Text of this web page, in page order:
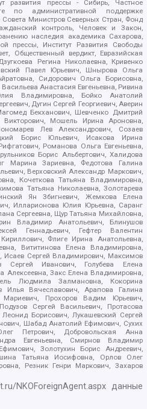
развития прессы - Сибирь, Частное
по административной поддержке
Министров Северных Стран, Фонд
контроль, Человек и Закон,
наследия академика Сахарова,
прессы, Институт Развития Свободы
Общественный вердикт, Евразийская
Регина Николаевна, Кривенко
Павел Юрьевич, Шнырова Ольга
Сидорович Ольга Борисовна,
Анастасия Евгеньевна, Ривина
Владимировна, Бойко Анатолий
Дугин Сергей Георгиевич, Аверин
Бекханович, Шевченко Дмитрий
Мошель Ирина Ароновна,
Лев Александрович, Созаев
Борис Юльевич, Исакова Ирина
Романова Ольга Евгеньевна,
Борис Альбертович, Халидова
Марина Зариевна, Федотова Галина
Верховский Александр Маркович,
Кочеткова Татьяна Владимировна,
Татьяна Николаевна, Золотарева
Ян Збигневич, Жемкова Елена
Илларионова Юлия Юрьевна, Саранг
Сергеевна, Щур Татьяна Михайловна,
Владимир Анатольевич, Блинушов
Геннадьевич, Гефтер Валентин
Флиге Ирина Анатольевна,
Вититинова Елена Владимировна,
Исаев Сергей Владимирович, Максимов
Сергей Иванович, Голубева Елена
Алексеевна, Закс Елена Владимировна,
Людмила Залмановна, Кокорина
Илья Вячеславович, Арапова Галина
Прохоров Вадим Юрьевич,
Сергей Васильевич, Протасова
Борисович, Лукашевский Сергей
Шабад Анатолий Ефимович, Сухих
Петрович, Добровольская Анна
Евгеньевна, Смирнов Владимир
Золотухин Борис Андреевич,
Татьяна Иосифовна, Орлов Олег
Резник Генри Маркович, Захаров
NKOForeignAgent.aspxданные